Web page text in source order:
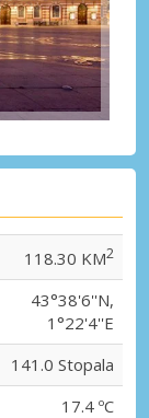
118.30 KM2
43°38'6''N,
1°22'4''E
141.0 Stopala
17.4 ºC